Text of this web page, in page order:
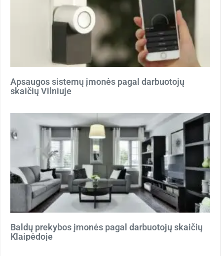
Apsaugos sistemų įmonės pagal darbuotojų
skaičių Vilniuje
Baldų prekybos įmonės pagal darbuotojų skaičių
Klaipėdoje